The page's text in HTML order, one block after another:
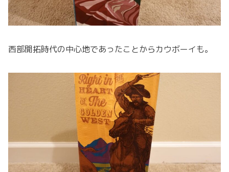
西部開拓時代の中心地であったことからカウボーイも。